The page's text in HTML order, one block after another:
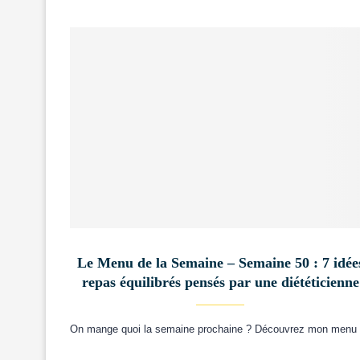
Le Menu de la Semaine – Semaine 50 : 7
repas équilibrés pensés par une diététicienne
On mange quoi la semaine prochaine ? Découvrez mon